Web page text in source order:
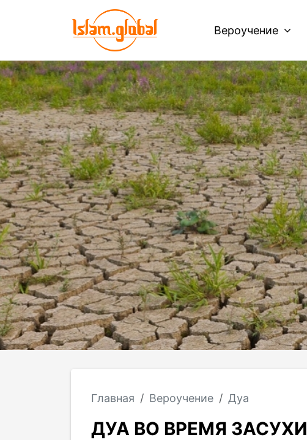
Вероучение
Главная Вероучение Дуа
ДУА ВО ВРЕМЯ ЗАСУХИ